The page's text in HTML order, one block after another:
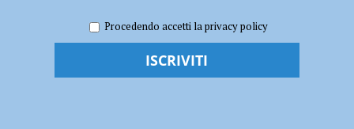
asilo al lavoro nei campi in condizioni irregolari e di sfruttamento,
indagato mediatore culturale
Richiedenti asilo al lavoro nei campi in
Procedendo accetti la privacy policy